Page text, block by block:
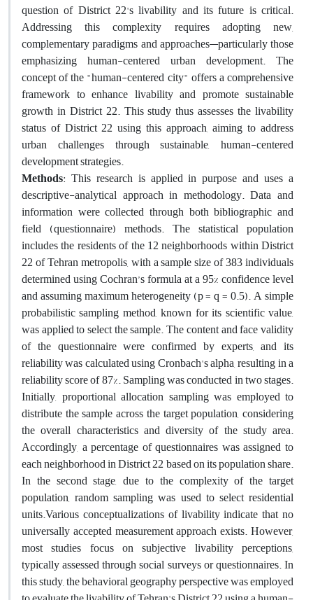
question of District 22's livability and its future is critical.
Addressing this complexity requires adopting new,
complementary paradigms and approaches—particularly those
emphasizing human-centered urban development. The
concept of the "human-centered city" offers a comprehensive
framework to enhance livability and promote sustainable
growth in District 22. This study thus assesses the livability
status of District 22 using this approach, aiming to address
urban challenges through sustainable, human-centered
development strategies.
Methods: This research is applied in purpose and uses a
descriptive-analytical approach in methodology. Data and
information were collected through both bibliographic and
field (questionnaire) methods. The statistical population
includes the residents of the 12 neighborhoods within District
22 of Tehran metropolis, with a sample size of 383 individuals
determined using Cochran’s formula at a 95% confidence level
and assuming maximum heterogeneity (p = q = 0.5). A simple
probabilistic sampling method, known for its scientific value,
was applied to select the sample. The content and face validity
of the questionnaire were confirmed by experts, and its
reliability was calculated using Cronbach's alpha, resulting in a
reliability score of 87%. Sampling was conducted in two stages.
Initially, proportional allocation sampling was employed to
distribute the sample across the target population, considering
the overall characteristics and diversity of the study area.
Accordingly, a percentage of questionnaires was assigned to
each neighborhood in District 22 based on its population share.
In the second stage, due to the complexity of the target
population, random sampling was used to select residential
units.Various conceptualizations of livability indicate that no
universally accepted measurement approach exists. However,
most studies focus on subjective livability perceptions,
typically assessed through social surveys or questionnaires. In
this study, the behavioral geography perspective was employed